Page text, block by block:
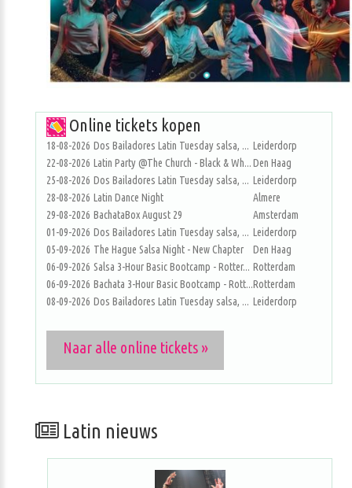
Online tickets kopen
18-08-2026 Dos Bailadores Latin Tuesday salsa, ... Leiderdorp
22-08-2026 Latin Party @The Church - Black & Wh...Den Haag
25-08-2026 Dos Bailadores Latin Tuesday salsa, ... Leiderdorp
28-08-2026 Latin Dance Night
Almere
29-08-2026 BachataBox August 29
Amsterdam
01-09-2026 Dos Bailadores Latin Tuesday salsa, ... Leiderdorp
05-09-2026 The Hague Salsa Night - New Chapter
Den Haag
06-09-2026 Salsa 3-Hour Basic Bootcamp - Rotter... Rotterdam
06-09-2026 Bachata 3-Hour Basic Bootcamp - Rott...Rotterdam
08-09-2026 Dos Bailadores Latin Tuesday salsa, ... Leiderdorp
Naar alle online tickets »
Latin nieuws